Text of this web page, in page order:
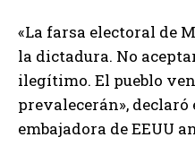
«La farsa electoral de
la dictadura. No
ilegítimo. El pueblo
prevalecerán»,
embajadora de EEUU